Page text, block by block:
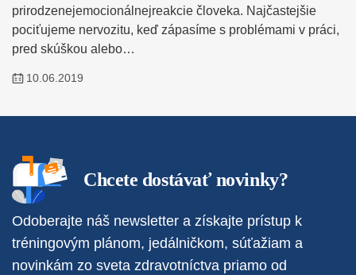
prirodzenejemocionálnejreakcie človeka. Najčastejšie
pociťujeme nervozitu, keď zápasíme s problémami v práci,
pred skúškou alebo…
10.06.2019
Chcete dostávať novinky?
Odoberajte náš newsletter a získajte prístup k
tréningovým plánom, jedálničkom, súťažiam a
novinkám zo sveta zdravotníctva priamo od